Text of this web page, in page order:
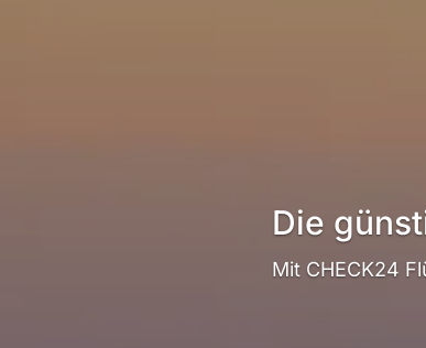
Die
Mit CHECK24